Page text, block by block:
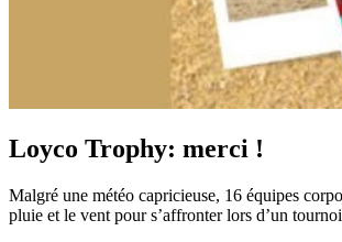
Loyco Trophy: merci !
Malgré une météo capricieuse, 16 équipes
pluie et le vent pour s’affronter lors d’un